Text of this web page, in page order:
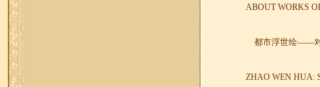
ABOUT WORKS
都市浮世绘——
ZHAO WEN HUA: